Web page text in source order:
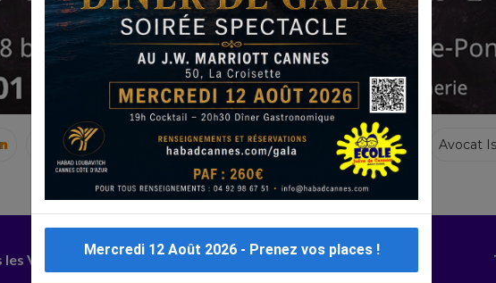
Immo Israël Achat Appartement Israel Crédit Israël Avocat
Traiteurs
les Voyages cacher À propos de nous
Mercredi 12 Août 2026 - Prenez vos places !